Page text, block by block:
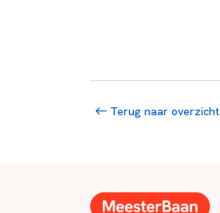
Terug naar overzicht